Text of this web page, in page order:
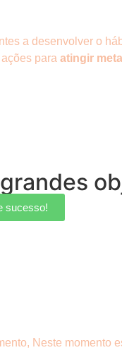
a desenvolver o
para atingir
sucesso!
Neste momento